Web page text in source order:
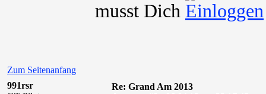
musst Dich
Zum Seitenanfang
991rsr
Re: Grand Am 2013